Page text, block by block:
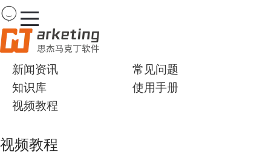
TeamViewer
首页
产品
案例
新闻资讯
知识库
视频教程
常见问题
使用手册
视频教程